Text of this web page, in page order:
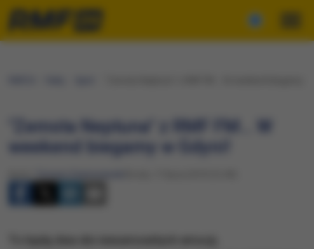
"Zemsta Neptuna" z RMF FM… W
weekend biegamy w Gdyni!